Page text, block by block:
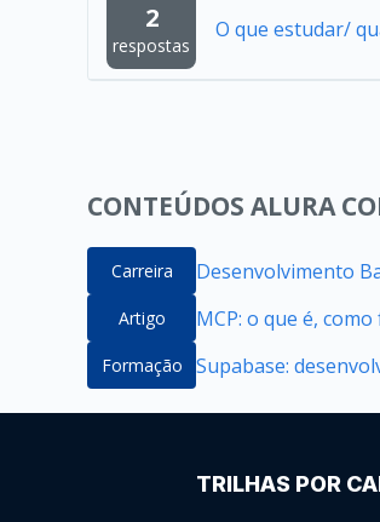
2
respostas
O que estudar/
CONTEÚDOS ALURA
Carreira Desenvolvimento
Artigo MCP: o que é,
Formação Supabase:
TRILHAS POR